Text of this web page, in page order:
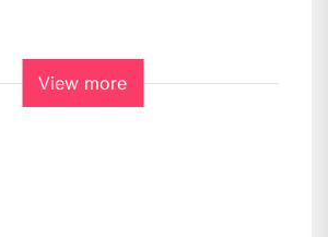
View more